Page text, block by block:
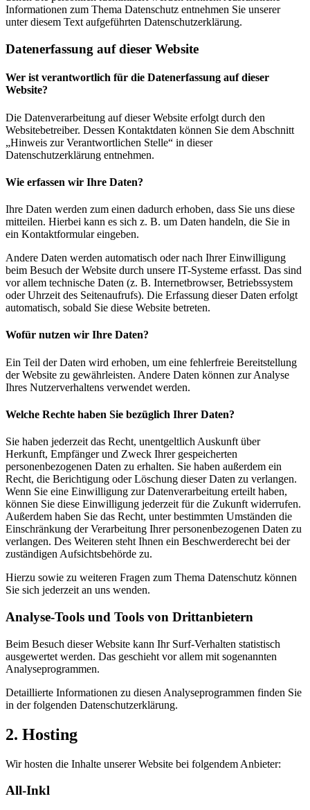
Informationen zum Thema Datenschutz entnehmen Sie unserer
unter diesem Text aufgeführten Datenschutzerklärung.
Datenerfassung auf dieser Website
Wer ist verantwortlich für die Datenerfassung auf dieser
Website?
Die Datenverarbeitung auf dieser Website erfolgt durch den
Websitebetreiber. Dessen Kontaktdaten können Sie dem Abschnitt
„Hinweis zur Verantwortlichen Stelle“ in dieser
Datenschutzerklärung entnehmen.
Wie erfassen wir Ihre Daten?
Ihre Daten werden zum einen dadurch erhoben, dass Sie uns diese
mitteilen. Hierbei kann es sich z. B. um Daten handeln, die Sie in
ein Kontaktformular eingeben.
Andere Daten werden automatisch oder nach Ihrer Einwilligung
beim Besuch der Website durch unsere IT-Systeme erfasst. Das sind
vor allem technische Daten (z. B. Internetbrowser, Betriebssystem
oder Uhrzeit des Seitenaufrufs). Die Erfassung dieser Daten erfolgt
automatisch, sobald Sie diese Website betreten.
Wofür nutzen wir Ihre Daten?
Ein Teil der Daten wird erhoben, um eine fehlerfreie Bereitstellung
der Website zu gewährleisten. Andere Daten können zur Analyse
Ihres Nutzerverhaltens verwendet werden.
Welche Rechte haben Sie bezüglich Ihrer Daten?
Sie haben jederzeit das Recht, unentgeltlich Auskunft über
Herkunft, Empfänger und Zweck Ihrer gespeicherten
personenbezogenen Daten zu erhalten. Sie haben außerdem ein
Recht, die Berichtigung oder Löschung dieser Daten zu verlangen.
Wenn Sie eine Einwilligung zur Datenverarbeitung erteilt haben,
können Sie diese Einwilligung jederzeit für die Zukunft widerrufen.
Außerdem haben Sie das Recht, unter bestimmten Umständen die
Einschränkung der Verarbeitung Ihrer personenbezogenen Daten zu
verlangen. Des Weiteren steht Ihnen ein Beschwerderecht bei der
zuständigen Aufsichtsbehörde zu.
Hierzu sowie zu weiteren Fragen zum Thema Datenschutz können
Sie sich jederzeit an uns wenden.
Analyse-Tools und Tools von Dritt­anbietern
Beim Besuch dieser Website kann Ihr Surf-Verhalten statistisch
ausgewertet werden. Das geschieht vor allem mit sogenannten
Analyseprogrammen.
Detaillierte Informationen zu diesen Analyseprogrammen finden Sie
in der folgenden Datenschutzerklärung.
2. Hosting
Wir hosten die Inhalte unserer Website bei folgendem Anbieter:
All-Inkl